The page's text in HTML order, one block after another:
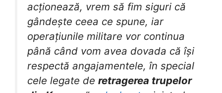
acționează, vrem să fim siguri că
gândește ceea ce spune, iar
operațiunile militare vor continua
până când vom avea dovada că își
respectă angajamentele, în special
cele legate de retragerea trupelor